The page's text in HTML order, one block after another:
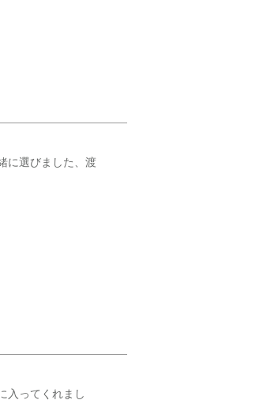
に選びました、渡
入ってくれまし